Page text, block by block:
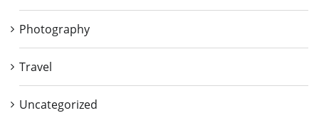
Photography
Travel
Uncategorized